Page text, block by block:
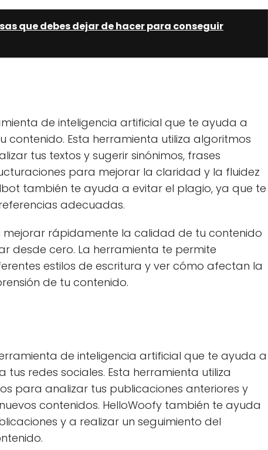
que debes dejar de hacer para conseguir
de inteligencia artificial que te ayuda a
contenido. Esta herramienta utiliza algoritmos
tus textos y sugerir sinónimos, frases
para mejorar la claridad y la fluidez
también te ayuda a evitar el plagio, ya que te
adecuadas.
mejorar rápidamente la calidad de tu contenido
desde cero. La herramienta te permite
estilos de escritura y ver cómo afectan la
de tu contenido.
de inteligencia artificial que te ayuda a
redes sociales. Esta herramienta utiliza
para analizar tus publicaciones anteriores y
contenidos. HelloWoofy también te ayuda
y a realizar un seguimiento del